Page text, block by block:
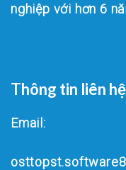
nghiệp với hơn 6
Thông tin liên hệ
Email: